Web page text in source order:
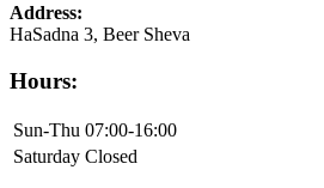
Address:
HaSadna 3, Beer Sheva
Hours:
Sun-Thu 07:00-16:00
Saturday Closed